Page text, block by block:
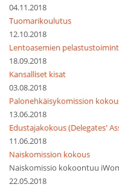
04.11.2018
Tuomarikoulutus
12.10.2018
Lentoasemien
18.09.2018
Kansalliset kisat
03.08.2018
Palonehkäisykomission
13.06.2018
Edustajakokous (Delegates'
11.06.2018
Naiskomission kokous
Naiskomissio kokoontuu
22.05.2018